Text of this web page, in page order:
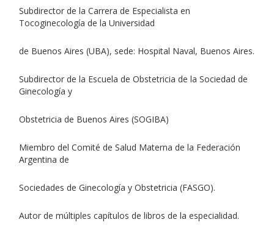
Subdirector de la Carrera de Especialista en
Tocoginecología de la Universidad
de Buenos Aires (UBA), sede: Hospital Naval, Buenos Aires.
Subdirector de la Escuela de Obstetricia de la Sociedad de
Ginecología y
Obstetricia de Buenos Aires (SOGIBA)
Miembro del Comité de Salud Materna de la Federación
Argentina de
Sociedades de Ginecología y Obstetricia (FASGO).
Autor de múltiples capítulos de libros de la especialidad.